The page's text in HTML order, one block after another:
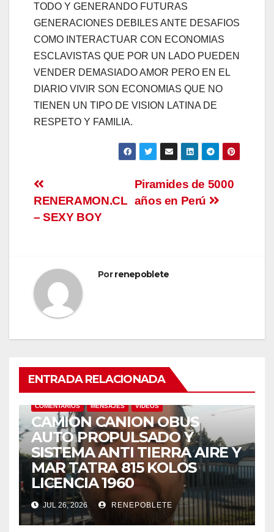
TODO Y GENERANDO FUTURAS
GENERACIONES DEBILES ANTE DESAFIOS
COMO INTERACTUAR CON ECONOMIAS
ESCLAVISTAS QUE POR UN LADO PUEDEN
VENDER DEMASIADO AMOR PERO EN EL
DIARIO VIVIR SON ECONOMIAS QUE NO
TIENEN UN TIPO DE VISION LATINA DE
RESPETO Y FAMILIA.
Navegación
de
Piramides de 5000
años en Perú
RENERAMON.CL
– SEXY BOY
Porrenepoblete
ENTRADA RELACIONADA
COMENTARIOS MENSAJES VIDEOS
CAMION CANION OBUS
AUTO PROPULSADO Y
SISTEMA ANTI TIERRA AIRE Y
MAR TATRA 815 KOLOS
LICENCIA 1960
JUL 26, 2026 RENEPOBLETE